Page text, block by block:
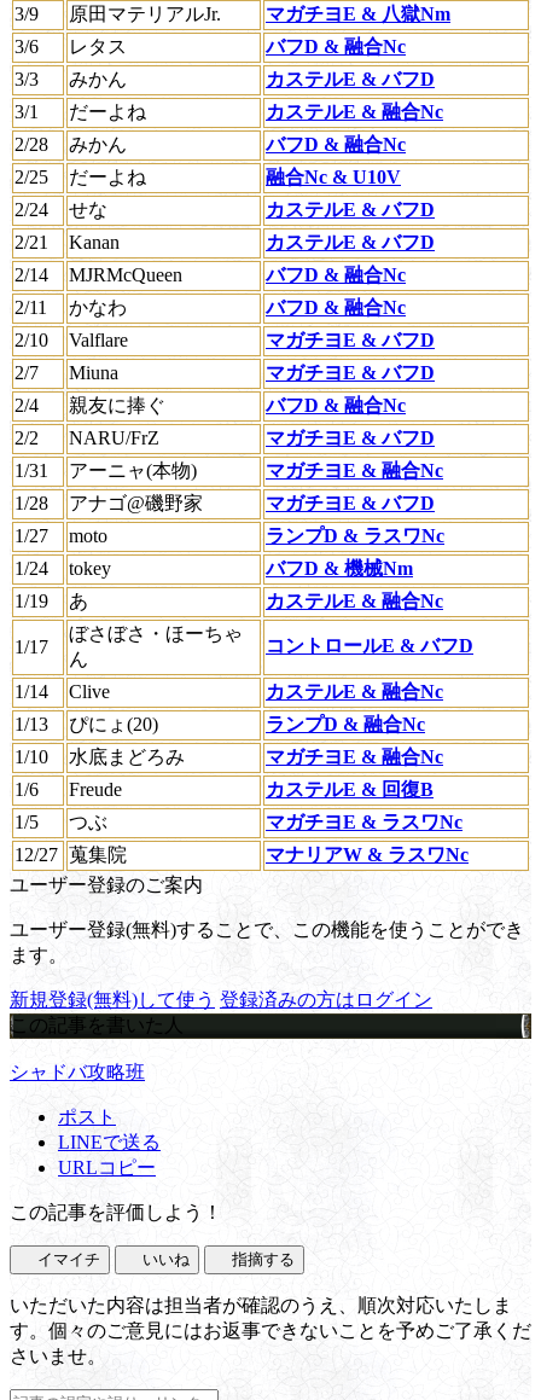
3/9
原田マテリアルJr.
マガチヨE & 八獄Nm
3/6
レタス
バフD & 融合Nc
3/3
みかん
カステルE & バフD
3/1
だーよね
カステルE & 融合Nc
2/28
みかん
バフD & 融合Nc
2/25
だーよね
融合Nc & U10V
2/24
せな
カステルE & バフD
2/21
Kanan
カステルE & バフD
2/14
MJRMcQueen
バフD & 融合Nc
2/11
かなわ
バフD & 融合Nc
2/10
Valflare
マガチヨE & バフD
2/7
Miuna
マガチヨE & バフD
2/4
親友に捧ぐ
バフD & 融合Nc
2/2
NARU/FrZ
マガチヨE & バフD
1/31
アーニャ(本物)
マガチヨE & 融合Nc
1/28
アナゴ@磯野家
マガチヨE & バフD
1/27
moto
ランプD & ラスワNc
1/24
tokey
バフD & 機械Nm
1/19
あ カステルE & 融合Nc
1/17
ぼさぼさ・ほーちゃ
ん
コントロールE & バフD
1/14 Clive
カステルE & 融合Nc
1/13
ぴにょ(20)
ランプD & 融合Nc
1/10
水底まどろみ
マガチヨE & 融合Nc
1/6
Freude
カステルE & 回復B
1/5
つぶ
マガチヨE & ラスワNc
12/27 蒐集院
マナリアW & ラスワNc
ユーザー登録のご案内
ユーザー登録(無料)することで、この機能を使うことができ
ます。
新規登録(無料)して使う 登録済みの方はログイン
この記事を書いた人
シャドバ攻略班
ポスト
LINEで送る
URLコピー
この記事を評価しよう！
イマイチ いいね 指摘する
いただいた内容は担当者が確認のうえ、順次対応いたしま
す。個々のご意見にはお返事できないことを予めご了承くだ
さいませ。